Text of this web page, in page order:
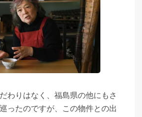
わりはなく、福島県の他にもさ
ったのですが、この物件との出